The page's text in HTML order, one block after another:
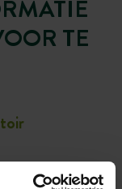
TE